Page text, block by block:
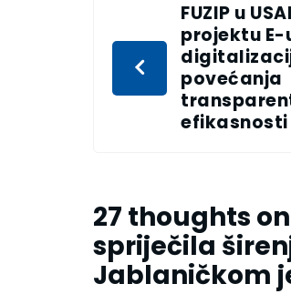
FUZIP u
projektu
povećanja
27 thoughts
spriječila
Jablaničkom